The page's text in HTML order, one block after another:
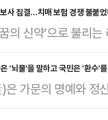
만8800원) 상승했
만6000원) 올랐다
미래로 나아가겠
어설 수 있을 지에
리아리서치·한국리
한 전국지표조사
다.지난 조사 대비
스권을 …
사 집결…치매 보험 경쟁 불붙
의 신약’으로 불리
계 전반으로 확산
이며 포문을 연 데
경쟁이 본격화되는
레켐비 치료비 보장
'뇌물'을 말하고 국민은 '환수'
가문의 명예와 정
문의 영광이 아니라